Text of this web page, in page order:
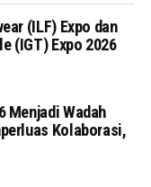
(ILF) Expo dan
(IGT) Expo 2026
Menjadi Wadah
Kolaborasi,